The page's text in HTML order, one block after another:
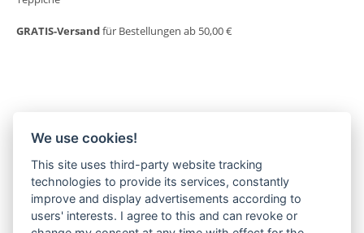
GRATIS-Versandfür Bestellungen ab 50,00 €
MORGENLAND-BAZAR
Herderstraße 2
22085 Hamburg
+49(0)40 18 033 286
We use cookies!
This site uses third-party website tracking
technologies to provide its services, constantly
improve and display advertisements according to
users' interests. I agree to this and can revoke or